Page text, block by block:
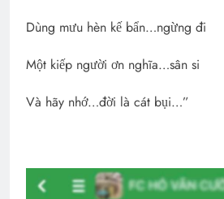
Dùng mưu hèn kế bẩn…ngừng đi
Một kiếp người ơn nghĩa…sân si
Và hãy nhớ…đời là cát bụi…”